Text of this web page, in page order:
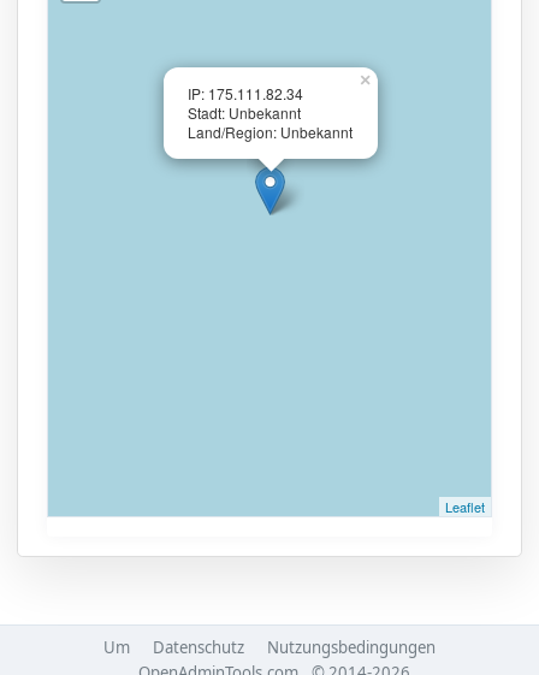
IP: 175.111.82.34
Stadt: Unbekannt
Land/Region: Unbekannt
×
Leaflet
Um Datenschutz
Nutzungsbedingungen